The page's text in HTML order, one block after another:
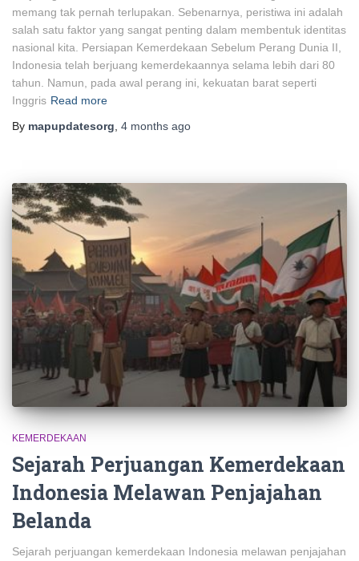
memang tak pernah terlupakan. Sebenarnya, peristiwa ini adalah
salah satu faktor yang sangat penting dalam membentuk identitas
nasional kita. Persiapan Kemerdekaan Sebelum Perang Dunia II,
Indonesia telah berjuang kemerdekaannya selama lebih dari 80
tahun. Namun, pada awal perang ini, kekuatan barat seperti
Inggris Read more
By mapupdatesorg 4 months ago
KEMERDEKAAN
Sejarah Perjuangan Kemerdekaan
Indonesia Melawan Penjajahan
Belanda
Sejarah perjuangan kemerdekaan Indonesia melawan penjajahan